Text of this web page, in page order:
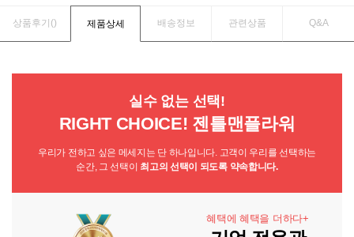
상품후기() 제품상세 배송정보 관련상품 Q&A
실수 없는 선택!
RIGHT CHOICE! 젠틀맨플라워
우리가 전하고 싶은 메세지는 단 하나입니다. 고객이 우리를 선택하는
순간, 그 선택이 최고의 선택이 되도록 약속합니다.
혜택에 혜택을 더하다+